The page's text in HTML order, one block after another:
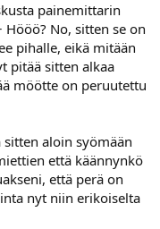
painemittarin
No, sitten se on
pihalle, eikä mitään
pitää sitten alkaa
möötte on peruutettu
aloin syömään
että käännynkö
että perä on
nyt niin erikoiselta